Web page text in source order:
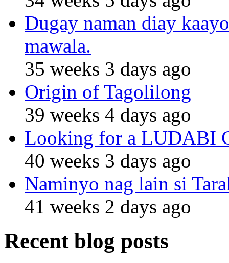
Dugay naman diay
mawala.
35 weeks 3 days ago
Origin of Tagolilong
39 weeks 4 days ago
Looking for a LUDABI
40 weeks 3 days ago
Naminyo nag lain si
41 weeks 2 days ago
Recent blog posts